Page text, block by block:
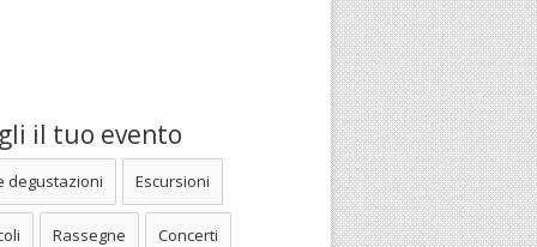
il tuo evento
degustazioni Escursioni
Rassegne Concerti